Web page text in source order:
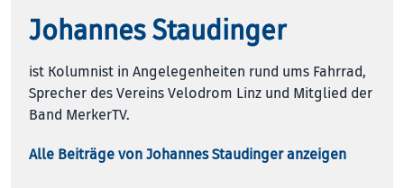
Johannes Staudinger
ist Kolumnist in Angelegenheiten rund ums Fahrrad,
Sprecher des Vereins Velodrom Linz und Mitglied der
Band MerkerTV.
Alle Beiträge von Johannes Staudinger anzeigen